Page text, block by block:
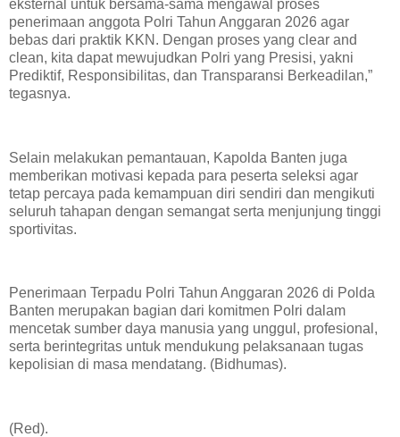
eksternal untuk bersama-sama mengawal proses
penerimaan anggota Polri Tahun Anggaran 2026 agar
bebas dari praktik KKN. Dengan proses yang clear and
clean, kita dapat mewujudkan Polri yang Presisi, yakni
Prediktif, Responsibilitas, dan Transparansi Berkeadilan,”
tegasnya.
Selain melakukan pemantauan, Kapolda Banten juga
memberikan motivasi kepada para peserta seleksi agar
tetap percaya pada kemampuan diri sendiri dan mengikuti
seluruh tahapan dengan semangat serta menjunjung tinggi
sportivitas.
Penerimaan Terpadu Polri Tahun Anggaran 2026 di Polda
Banten merupakan bagian dari komitmen Polri dalam
mencetak sumber daya manusia yang unggul, profesional,
serta berintegritas untuk mendukung pelaksanaan tugas
kepolisian di masa mendatang. (Bidhumas).
(Red).